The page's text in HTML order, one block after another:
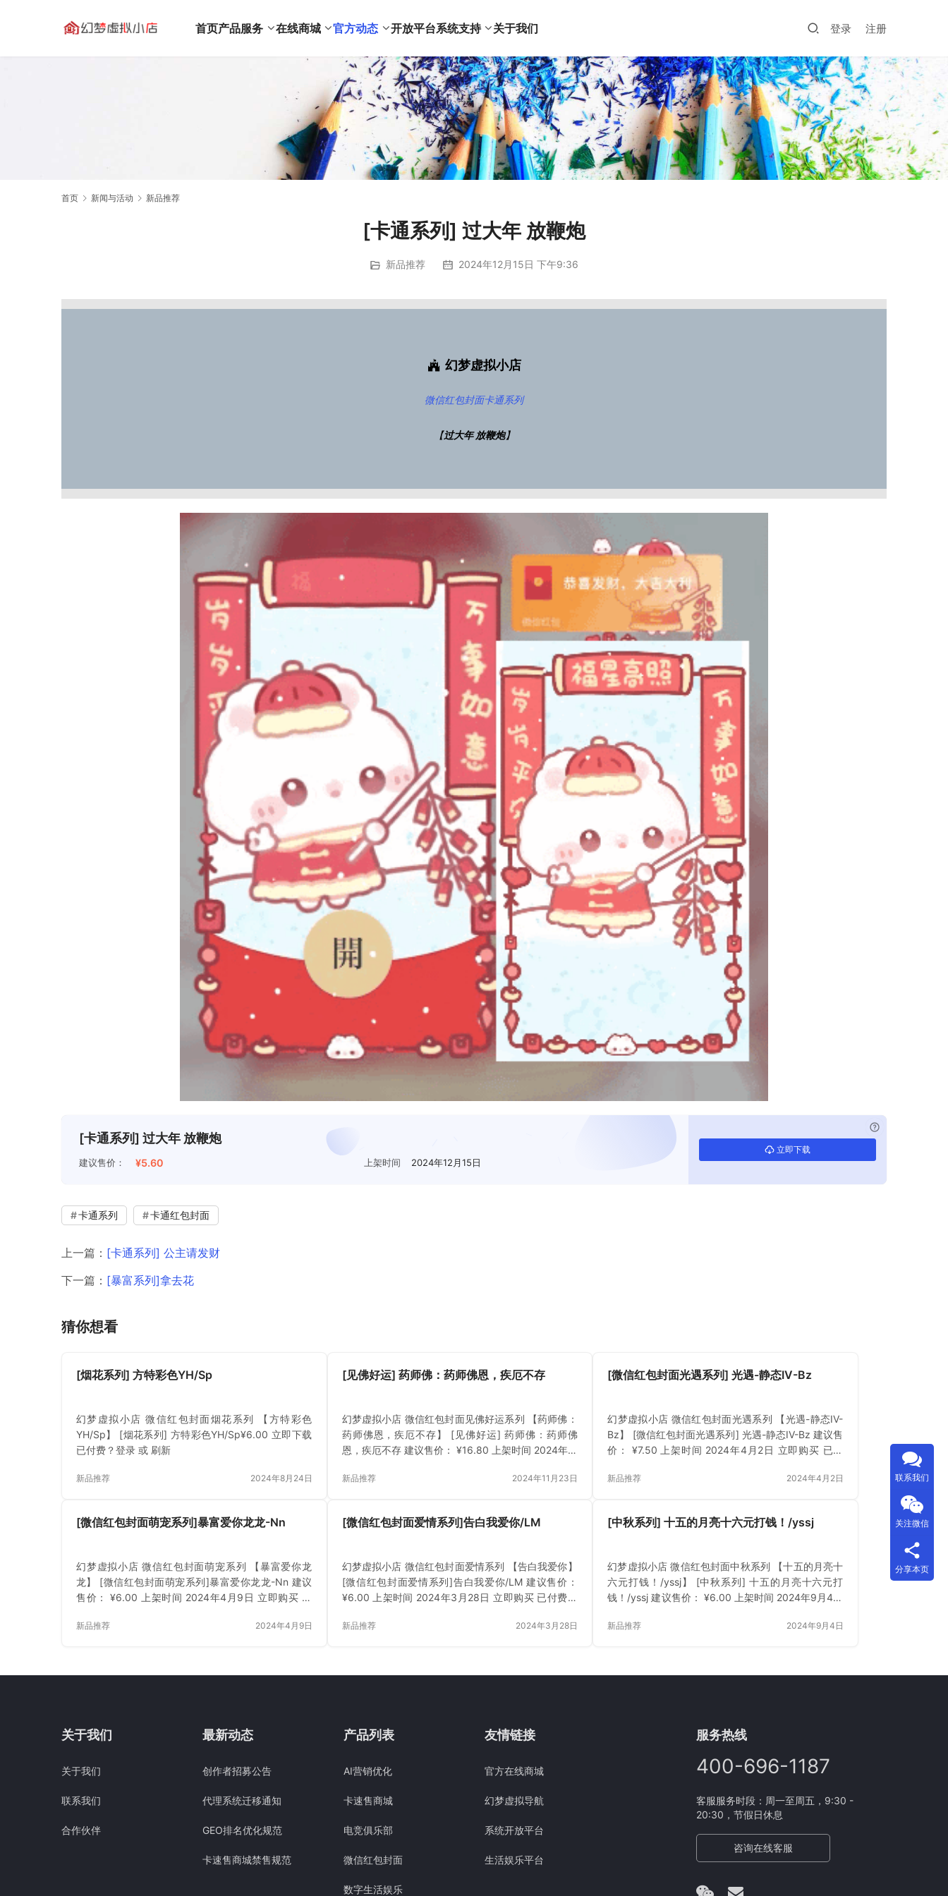
首页产品服务 在线商城 官方动态 开放平台系统支持 关于我们 登录 注册
首页 新闻与活动 新品推荐
[卡通系列] 过大年 放鞭炮
新品推荐 2024年12月15日 下午9:36
幻梦虚拟小店
微信红包封面卡通系列
【过大年 放鞭炮】
[卡通系列] 过大年 放鞭炮
建议售价： ¥5.60 上架时间 2024年12月15日
立即下载
卡通系列 卡通红包封面
上一篇： [卡通系列] 公主请发财
下一篇： [暴富系列]拿去花
猜你想看
[烟花系列] 方特彩色YH/Sp
幻梦虚拟小店 微信红包封面烟花系列 【方特彩色
YH/Sp】 [烟花系列] 方特彩色YH/Sp¥6.00 立即下载
已付费？登录 或 刷新
新品推荐 2024年8月24日
[见佛好运] 药师佛：药师佛恩，疾厄不存
幻梦虚拟小店 微信红包封面见佛好运系列 【药师佛：
药师佛恩，疾厄不存】 [见佛好运] 药师佛：药师佛
恩，疾厄不存 建议售价： ¥16.80 上架时间 2024年11
新品推荐 2024年11月23日
[微信红包封面光遇系列] 光遇-静态IV-Bz
幻梦虚拟小店 微信红包封面光遇系列 【光遇-静态IV-
Bz】 [微信红包封面光遇系列] 光遇-静态IV-Bz 建议售
价： ¥7.50 上架时间 2024年4月2日 立即购买 已付
新品推荐 2024年4月2日
[微信红包封面萌宠系列]暴富爱你龙龙-Nn
幻梦虚拟小店 微信红包封面萌宠系列 【暴富爱你龙
龙】 [微信红包封面萌宠系列]暴富爱你龙龙-Nn 建议
售价： ¥6.00 上架时间 2024年4月9日 立即购买 已
新品推荐 2024年4月9日
[微信红包封面爱情系列]告白我爱你/LM
幻梦虚拟小店 微信红包封面爱情系列 【告白我爱你】
[微信红包封面爱情系列]告白我爱你/LM 建议售价：
¥6.00 上架时间 2024年3月28日 立即购买 已付费？
新品推荐 2024年3月28日
[中秋系列] 十五的月亮十六元打钱！/yssj
幻梦虚拟小店 微信红包封面中秋系列 【十五的月亮十
六元打钱！/yssj】 [中秋系列] 十五的月亮十六元打
钱！/yssj 建议售价： ¥6.00 上架时间 2024年9月4日
新品推荐 2024年9月4日
关于我们
关于我们
联系我们
合作伙伴
最新动态
创作者招募公告
代理系统迁移通知
GEO排名优化规范
卡速售商城禁售规范
产品列表
AI营销优化
卡速售商城
电竞俱乐部
微信红包封面
数字生活娱乐
友情链接
官方在线商城
幻梦虚拟导航
系统开放平台
生活娱乐平台
服务热线
400-696-1187
客服服务时段：周一至周五，9:30 -
20:30，节假日休息
咨询在线客服
联系我们
关注微信
分享本页